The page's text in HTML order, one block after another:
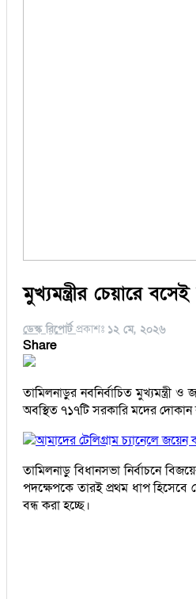
মুখ্যমন্ত্রীর চেয়ারে
ডেস্ক রিপোর্ট প্রকাশঃ ১২ মে, ২০২৬
Share
তামিলনাড়ুর নবনির্বাচিত মুখ্যমন্ত্রী
অবস্থিত ৭১৭টি সরকারি মদের দোকান
আমাদের টেলিগ্রাম চ্যানেলে
তামিলনাড়ু বিধানসভা নির্বাচনে
পদক্ষেপকে তারই প্রথম ধাপ হিসেবে
বন্ধ করা হচ্ছে।